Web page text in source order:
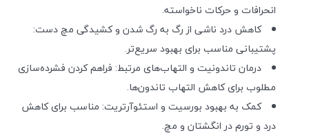
انحرافات و حرکات ناخواسته.
کاهش درد ناشی از رگ به رگ شدن و کشیدگی مچ دست:
پشتیبانی مناسب برای بهبود سریع‌تر.
درمان تاندونیت و التهاب‌های مرتبط: فراهم کردن فشرده‌سازی
مطلوب برای کاهش التهاب تاندون‌ها.
کمک به بهبود بورسیت و استئوآرتریت: مناسب برای کاهش
درد و تورم در انگشتان و مچ.